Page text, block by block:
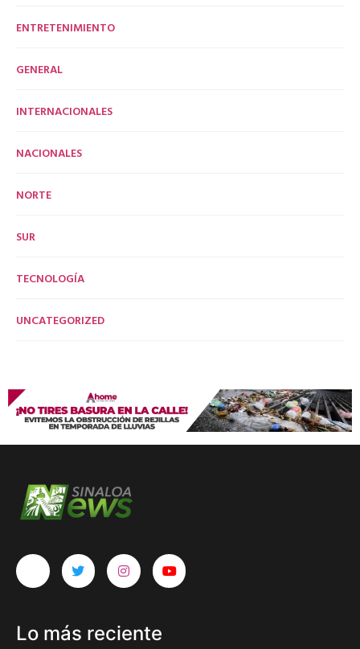
ENTRETENIMIENTO
GENERAL
INTERNACIONALES
NACIONALES
NORTE
SUR
TECNOLOGÍA
UNCATEGORIZED
Lo más reciente